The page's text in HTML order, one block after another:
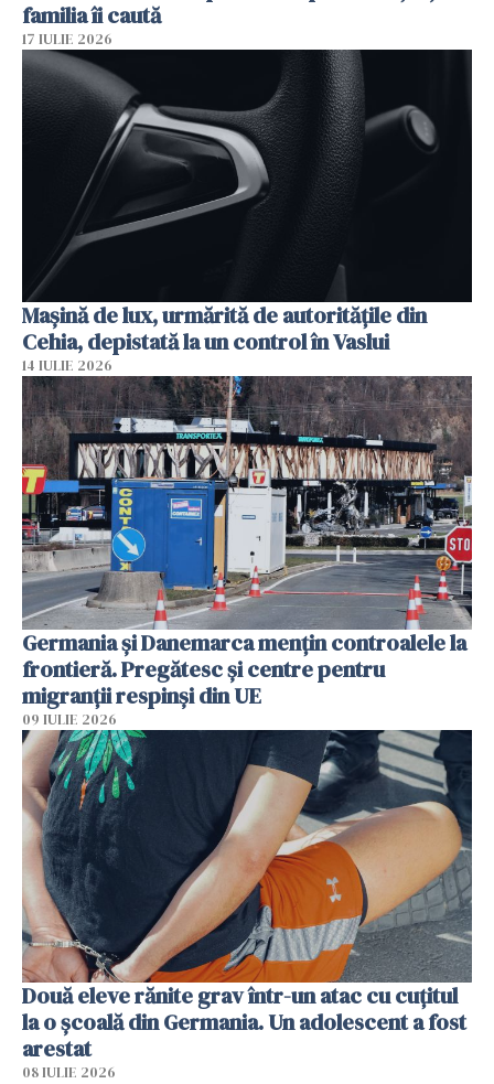
familia îi caută
17 IULIE 2026
Mașină de lux, urmărită de autoritățile din
Cehia, depistată la un control în Vaslui
14 IULIE 2026
Germania și Danemarca mențin controalele la
frontieră. Pregătesc și centre pentru
migranții respinși din UE
09 IULIE 2026
Două eleve rănite grav într-un atac cu cuțitul
la o școală din Germania. Un adolescent a fost
arestat
08 IULIE 2026